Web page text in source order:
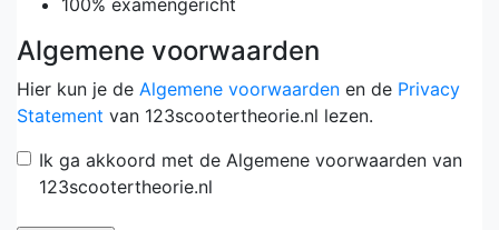
Algemene voorwaarden
Hier kun je de Algemene voorwaarden en de Privacy
Statement van 123scootertheorie.nl lezen.
Ik ga akkoord met de Algemene voorwaarden van
123scootertheorie.nl